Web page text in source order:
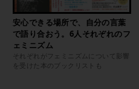
安心できる場所で、自分の言葉
で語り合おう。6人それぞれのフ
ェミニズム
それぞれがフェミニズムについて影響
を受けた本のブックリストも